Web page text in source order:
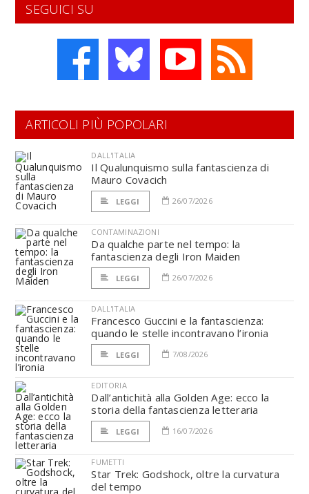
SEGUICI SU
ARTICOLI PIÙ POPOLARI
DALL'ITALIA
Il Qualunquismo sulla fantascienza di
Mauro Covacich
LEGGI 26/07/2026
CONTAMINAZIONI
Da qualche parte nel tempo: la
fantascienza degli Iron Maiden
LEGGI 26/07/2026
DALL'ITALIA
Francesco Guccini e la fantascienza:
quando le stelle incontravano l’ironia
LEGGI 7/08/2026
EDITORIA
Dall’antichità alla Golden Age: ecco la
storia della fantascienza letteraria
LEGGI 16/07/2026
FUMETTI
Star Trek: Godshock, oltre la curvatura
del tempo